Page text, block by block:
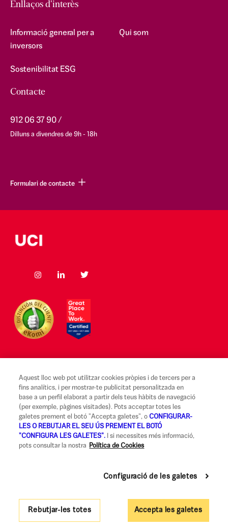
Enllaços d'interès
Informació general per a
inversors
Qui som
Sostenibilitat ESG
Contacte
912 06 37 90
Dilluns a divendres de 9h - 18h
Formulari de contacte
Avís legal i Condicions d'ús
Canal Alerta Ètica
Reclamacions
Codi de Bones Pràctiques
Govern Corporatiu i Política de Remuneracions
Aquest lloc web pot utilitzar cookies pròpies i de tercers per a
fins analítics, i per mostrar-te publicitat personalitzada en
base a un perfil elaborat a partir dels teus hàbits de navegació
(per exemple, pàgines visitades). Pots acceptar totes les
galetes prement el botó "Accepta galetes", oCONFIGURAR-
LES O REBUTJAR EL SEU ÚS PREMENT EL BOTÓ
"CONFIGURA LES GALETES". I si necessites més informació,
pots consultar la nostra
Política de Cookies
Accepta les galetes
Rebutjar-les totes
Configuració de les galetes